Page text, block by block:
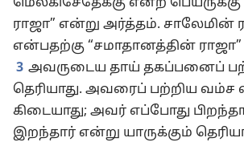
ராஜா” என்று அர்த்தம். சாலேமின்
என்பதற்கு “சமாதானத்தின்
3 அவருடைய தாய் தகப்பனைப்
தெரியாது. அவரைப் பற்றிய வம்ச
கிடையாது; அவர் எப்போது
இறந்தார் என்று யாருக்கும்